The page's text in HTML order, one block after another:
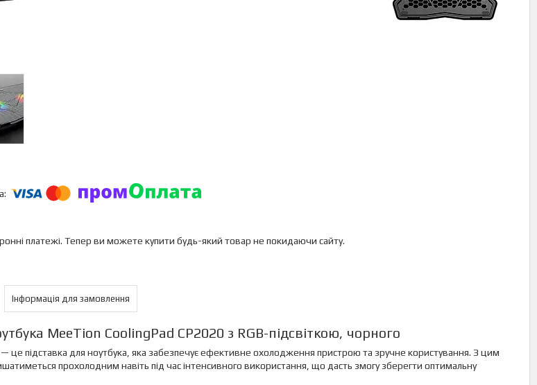
платежі. Тепер ви можете купити будь-який товар не покидаючи сайту.
Інформація для замовлення
MeeTion CoolingPad CP2020 з RGB-підсвіткою, чорного
це підставка для ноутбука, яка забезпечує ефективне охолодження пристрою та зручне користування. З цим
прохолодним навіть під час інтенсивного використання, що дасть змогу зберегти оптимальну